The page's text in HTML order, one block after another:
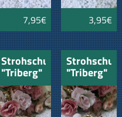
7,95€ 3,95€
Strohschuhe
"Triberg"
weiss
4cm
"Triberg"
rosa 4cm